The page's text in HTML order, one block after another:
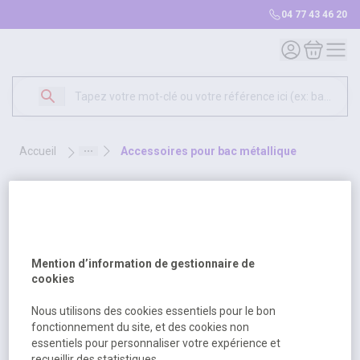
04 77 43 46 20
Mon compte
Mon
accueil accessoires pour bac métallique
Mention d’information de gestionnaire de
cookies
Nous utilisons des cookies essentiels pour le bon
fonctionnement du site, et des cookies non
essentiels pour personnaliser votre expérience et